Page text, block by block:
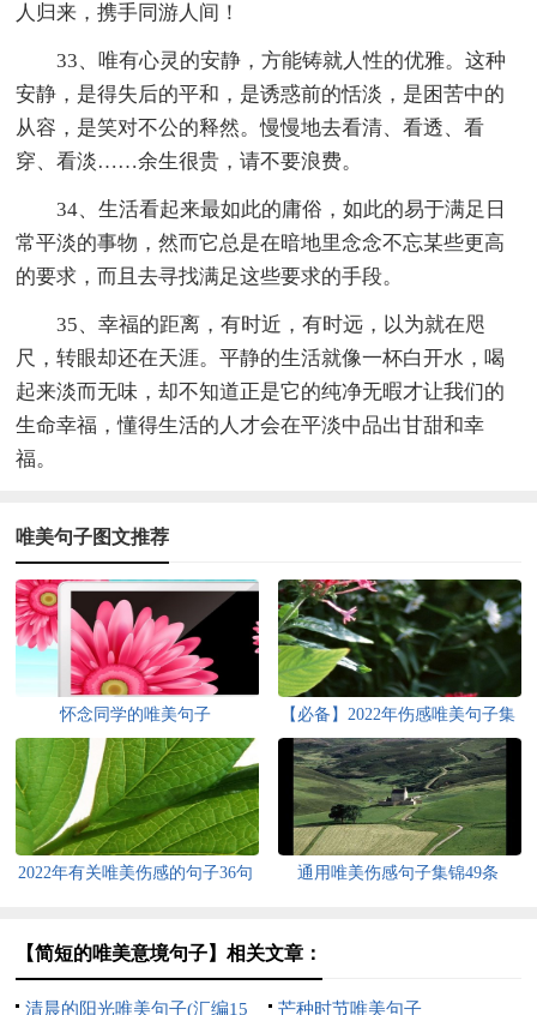
人归来，携手同游人间！
33、唯有心灵的安静，方能铸就人性的优雅。这种
安静，是得失后的平和，是诱惑前的恬淡，是困苦中的
从容，是笑对不公的释然。慢慢地去看清、看透、看
穿、看淡……余生很贵，请不要浪费。
34、生活看起来最如此的庸俗，如此的易于满足日
常平淡的事物，然而它总是在暗地里念念不忘某些更高
的要求，而且去寻找满足这些要求的手段。
35、幸福的距离，有时近，有时远，以为就在咫
尺，转眼却还在天涯。平静的生活就像一杯白开水，喝
起来淡而无味，却不知道正是它的纯净无暇才让我们的
生命幸福，懂得生活的人才会在平淡中品出甘甜和幸
福。
唯美句子图文推荐
怀念同学的唯美句子
【必备】2022年伤感唯美句子集
锦69条
2022年有关唯美伤感的句子36句 通用唯美伤感句子集锦49条
【简短的唯美意境句子】相关文章：
清晨的阳光唯美句子(汇编15 芒种时节唯美句子